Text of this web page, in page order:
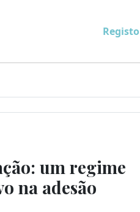
Registo
um regime
na adesão